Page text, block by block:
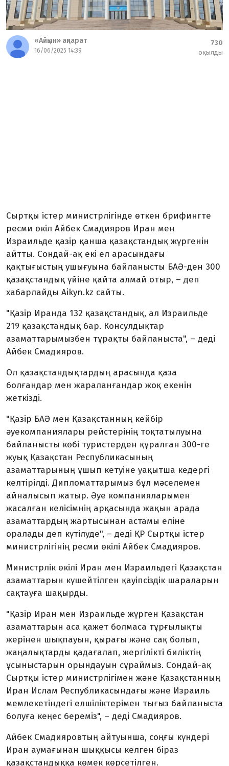
«Айқын» ақпарат
16/06/2025 14:39
730
оқылды
Сыртқы істер министрлігінде өткен брифингте
ресми өкіл Айбек Смадияров Иран мен
Израильде қазір қанша қазақстандық жүргенін
айтты. Сондай-ақ екі ел арасындағы
қақтығыстың ушығуына байланысты БАӘ-ден 300
қазақстандық үйіне қайта алмай отыр, – деп
хабарлайды Аikyn.kz сайты.
"Қазір Иранда 132 қазақстандық, ал Израильде
219 қазақстандық бар. Консулдықтар
азаматтарымызбен тұрақты байланыста", – деді
Айбек Смадияров.
Ол қазақстандықтардың арасында қаза
болғандар мен жараланғандар жоқ екенін
жеткізді.
"Қазір БАӘ мен Қазақстанның кейбір
әуекомпаниялары рейстерінің тоқтатылуына
байланысты көбі туристерден құралған 300-ге
жуық Қазақстан Республикасының
азаматтарының ұшып кетуіне уақытша кедергі
келтірілді. Дипломаттарымыз бұл мәселемен
айналысып жатыр. Әуе компанияларымен
жасалған келісімнің арқасында жақын арада
азаматтардың жартысынан астамы еліне
оралады деп күтілуде", – деді ҚР Сыртқы істер
министрлігінің ресми өкілі Айбек Смадияров.
Министрлік өкілі Иран мен Израильдегі Қазақстан
азаматтарын күшейтілген қауіпсіздік шараларын
сақтауға шақырды.
"Қазір Иран мен Израильде жүрген Қазақстан
азаматтарын аса қажет болмаса тұрғылықты
жерінен шықпауын, қырағы және сақ болып,
жаңалықтарды қадағалап, жергілікті биліктің
ұсыныстарын орындауын сұраймыз. Сондай-ақ
Сыртқы істер министрлігімен және Қазақстанның
Иран Ислам Республикасындағы және Израиль
мемлекетіндегі елшіліктерімен тығыз байланыста
болуға кеңес береміз", – деді Смадияров.
Айбек Смадияровтың айтуынша, соңғы күндері
Иран аумағынан шыққысы келген біраз
қазақстандыққа көмек көрсетілген.